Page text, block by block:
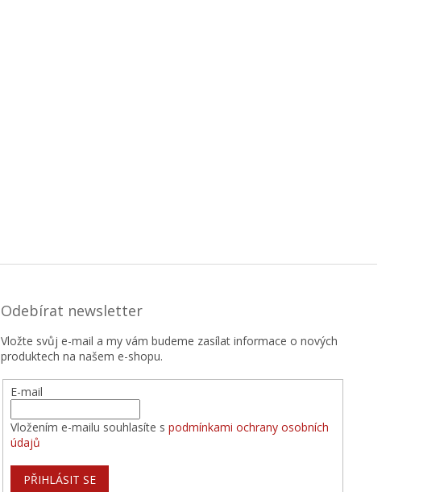
Odebírat newsletter
Vložte svůj e-mail a my vám budeme zasílat informace o nových
produktech na našem e-shopu.
E-mail
Vložením e-mailu souhlasíte spodmínkami ochrany osobních
údajů
PŘIHLÁSIT SE